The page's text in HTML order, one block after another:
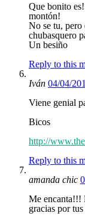
Que bonito
montón!
No se tu, pero
chubasquero
Un besiño
Reply to this
Iván 04/04/
Viene genial
Bicos
http://
Reply to this
amanda chic
Me encanta!!!
gracias por